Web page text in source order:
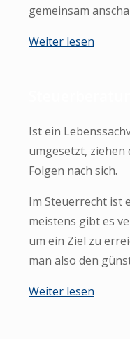
gemeinsam
Weiter lesen
Ist ein
umgesetzt, ziehen
Folgen nach sich.
Im Steuerrecht ist
meistens gibt es
um ein Ziel zu
man also den
Weiter lesen